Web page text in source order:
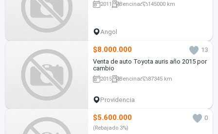
2011 Bencina 145000 km
Angol
$8.000.000
13
Venta de auto Toyota auris año 2015 por
cambio
2015 Bencina 87345 km
Providencia
$5.600.000 0
(Rebajado 3%)